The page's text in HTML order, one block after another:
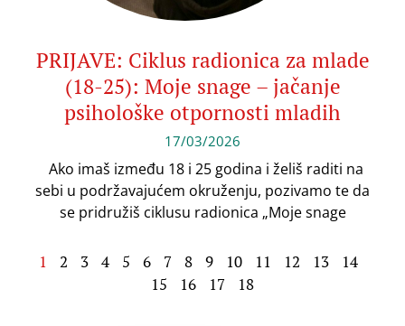
PRIJAVE: Ciklus radionica za mlade
(18-25): Moje snage – jačanje
psihološke otpornosti mladih
17/03/2026
Ako imaš između 18 i 25 godina i želiš raditi na
sebi u podržavajućem okruženju, pozivamo te da
se pridružiš ciklusu radionica „Moje snage
1 2 3 4 5 6 7 8 9 10 11 12 13
14
15
16 17 18